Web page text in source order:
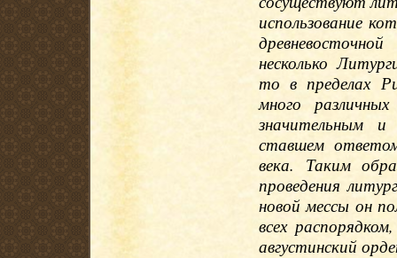
использование
несколько
то в пределах
много
значительным и
ставшем
века. Таким
проведения
новой мессы он
всех
августинский